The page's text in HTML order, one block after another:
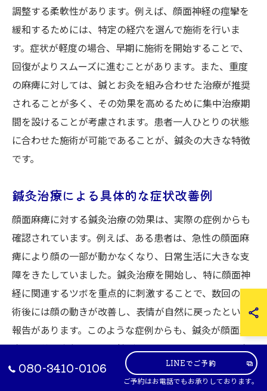
調整する柔軟性があります。例えば、顔面神経の痙攣を
緩和するためには、特定の経穴を選んで施術を行いま
す。症状が軽度の場合、早期に施術を開始することで、
回復がよりスムーズに進むことがあります。また、重度
の麻痺に対しては、鍼とお灸を組み合わせた治療が推奨
されることが多く、その効果を高めるために集中治療期
間を設けることが考慮されます。患者一人ひとりの状態
に合わせた施術が可能であることが、鍼灸の大きな特徴
です。
鍼灸治療による具体的な症状改善例
顔面麻痺に対する鍼灸治療の効果は、実際の症例からも
確認されています。例えば、ある患者は、急性の顔面麻
痺により顔の一部が動かなくなり、日常生活に大きな支
障をきたしていました。鍼灸治療を開始し、特に顔面神
経に関連するツボを重点的に刺激することで、数回の施
術後には顔の動きが改善し、表情が自然に戻ったという
報告があります。このような症例からも、鍼灸が顔面麻
痺の改善に寄与する可能性が示されています。また、定
期的な施術を続けることで、再発の防止やさらなる症状
の改善が期待されます。顔面麻痺に悩む方々にとって、
080-3410-0106 LINEでご予約
ご予約はお電話でもお承りしております。